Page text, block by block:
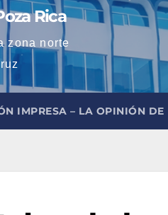
Rica
zona norte
IMPRESA – LA OPINIÓN DE